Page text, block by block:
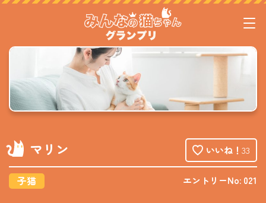
マリン いいね！ 33
子猫 エントリーNo: 021